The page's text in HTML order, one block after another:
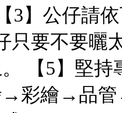
3】公仔請
只要不要曬
【5】堅
彩繪→品管